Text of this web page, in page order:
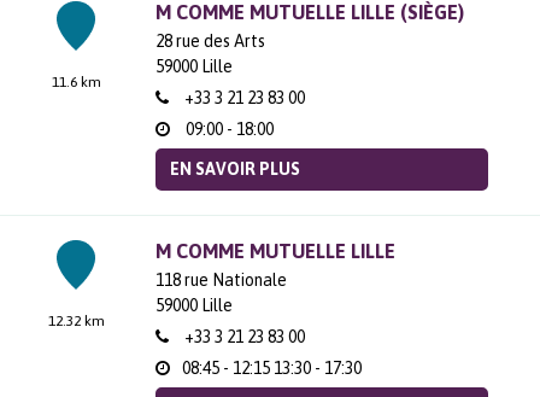
11.6 km
M COMME MUTUELLE LILLE (SIÈGE)
28 rue des Arts
59000 Lille
+33 3 21 23 83 00
09:00 - 18:00
EN SAVOIR PLUS
12.32 km
M COMME MUTUELLE LILLE
118 rue Nationale
59000 Lille
+33 3 21 23 83 00
08:45 - 12:15 13:30 - 17:30